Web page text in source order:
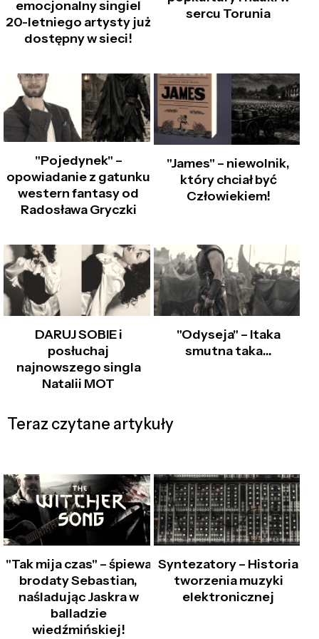
emocjonalny singiel
20-letniego artysty już
dostępny w sieci!
sercu Torunia
"Pojedynek" –
opowiadanie z gatunku
western fantasy od
Radosława Gryczki
"James" – niewolnik,
który chciał być
Człowiekiem!
DARUJ SOBIE i
posłuchaj
najnowszego singla
Natalii MOT
"Odyseja" – Itaka
smutna taka…
Teraz czytane artykuły
"Tak mija czas" – śpiewa
brodaty Sebastian,
naśladując Jaskra w
balladzie
wiedźmińskiej!
Syntezatory – Historia
tworzenia muzyki
elektronicznej